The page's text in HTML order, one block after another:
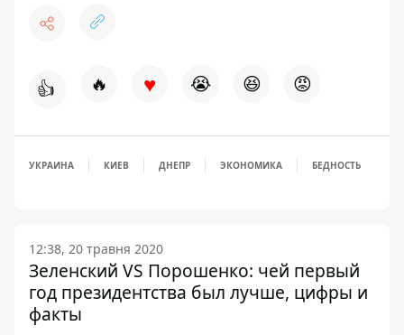
👍 🔥 ♥ 😭 😆 😡
УКРАИНА КИЕВ ДНЕПР ЭКОНОМИКА БЕДНОСТЬ
12:38, 20 травня 2020
Зеленский VS Порошенко: чей первый
год президентства был лучше, цифры и
факты